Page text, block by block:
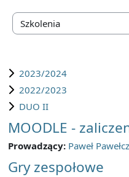
Kategorie kursów
2023/2024
2022/2023
DUO II
MOODLE -
Prowadzący: Paweł
Gry zespołowe